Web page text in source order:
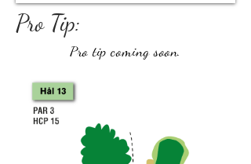
Pro Tip:
Pro tipcomingsoon.